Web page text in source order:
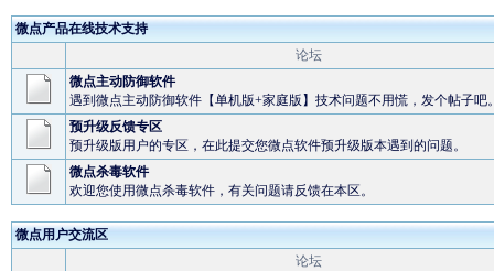
微点产品在线技术支持
论坛
微点主动防御软件
遇到微点主动防御软件【单机版+家庭版】技术问题不用慌，发个帖子吧
预升级反馈专区
预升级版用户的专区，在此提交您微点软件预升级版本遇到的问题。
微点杀毒软件
欢迎您使用微点杀毒软件，有关问题请反馈在本区。
微点用户交流区
论坛